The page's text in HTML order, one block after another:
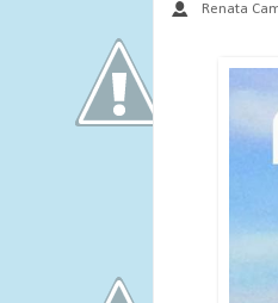
Renata